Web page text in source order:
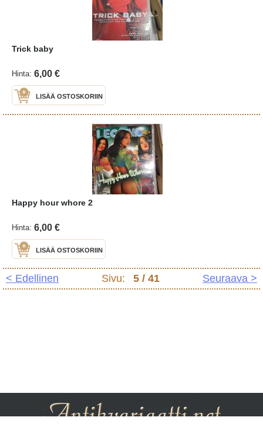
Trick baby
Hinta: 6,00 €
LISÄÄ OSTOSKORIIN
Happy hour whore 2
Hinta: 6,00 €
LISÄÄ OSTOSKORIIN
< Edellinen Sivu: 5 / 41 Seuraava >